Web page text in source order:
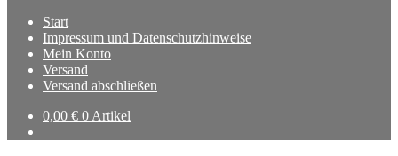
Start
Impressum und Datenschutzhinweise
Mein Konto
Versand
Versand abschließen
0,00 € 0 Artikel